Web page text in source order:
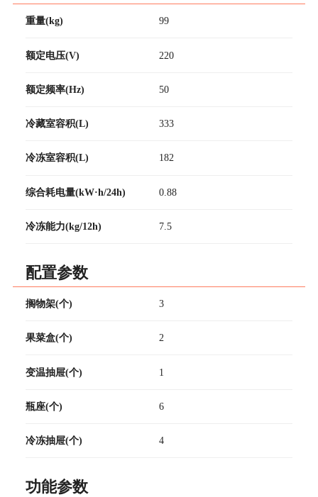
重量(kg) 99
额定电压(V) 220
额定频率(Hz) 50
冷藏室容积(L) 333
冷冻室容积(L) 182
综合耗电量(kW·h/24h) 0.88
冷冻能力(kg/12h) 7.5
配置参数
搁物架(个) 3
果菜盒(个) 2
变温抽屉(个) 1
瓶座(个) 6
冷冻抽屉(个) 4
功能参数